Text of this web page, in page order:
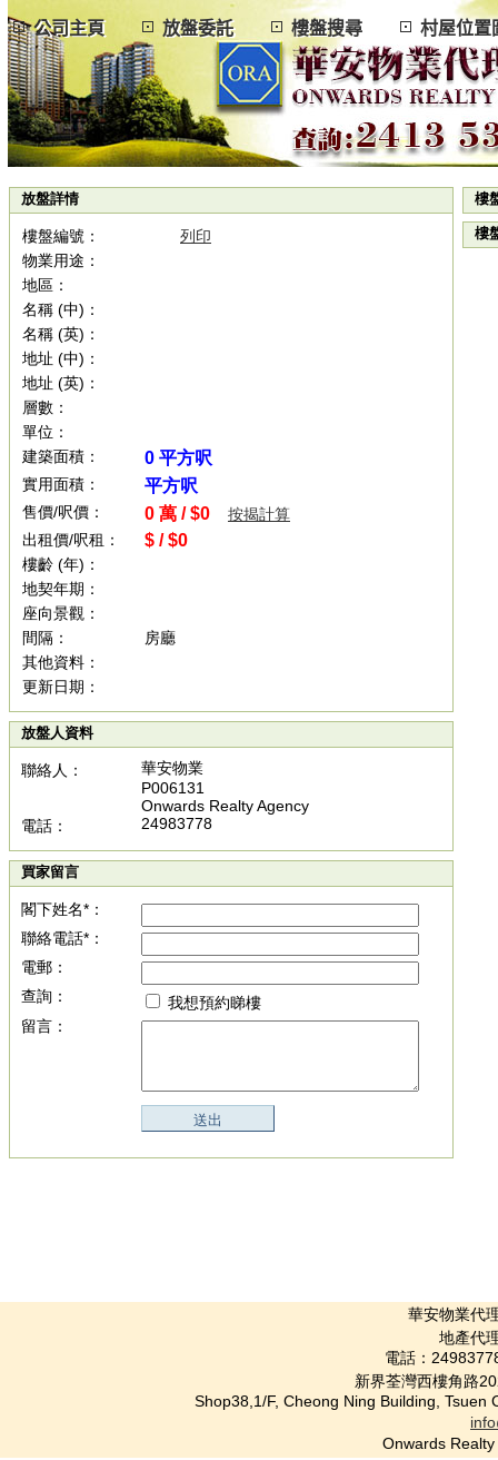
公司主頁 放盤委託 樓盤搜尋 村屋位
放盤詳情
樓盤編號：
列印
物業用途：
地區：
名稱 (中)：
名稱 (英)：
地址 (中)：
地址 (英)：
層數：
單位：
建築面積：
0 平方呎
實用面積： 平方呎
售價/呎價： 0 萬 / $0
按揭計算
出租價/呎租：
$ / $0
樓齡 (年)：
地契年期：
座向景觀：
間隔：
房廳
其他資料：
更新日期：
放盤人資料
聯絡人：
華安物業
P006131
Onwards Realty Agency
電話：
24983778
買家留言
閣下姓名*：
聯絡電話*：
電郵：
查詢：
我想預約睇樓
留言：
樓
樓
華安物業代
地產代
電話：
新界荃灣西樓角路
Shop38,1/F, Cheong Ning Building,
Onwards